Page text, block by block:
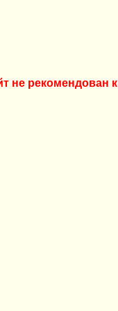
не рекомендован